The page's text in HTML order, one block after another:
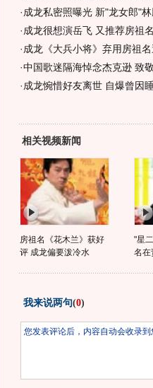
·成龙私密照曝光 新"龙女郎"
·成龙很想演岳飞 又推荐房祖
·成龙《大兵小将》弃用房祖
·中国歌迷隔海悼念杰克逊 致
·成龙惋惜好友离世 自爆曾因
相关视频新闻
房祖名《花木兰》获好
评 成龙偏要泼冷水
"星
名在
我来说两句(0)